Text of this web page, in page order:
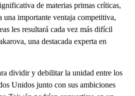
de materias primas críticas,
una importante ventaja competitiva,
les resultará cada vez más difícil
una destacada experta en
dividir y debilitar la unidad entre los
Unidos junto con sus ambiciones